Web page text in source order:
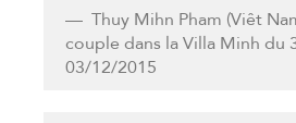
Thuy Mihn Pham (Viêt
couple dans la Villa Minh du
03/12/2015